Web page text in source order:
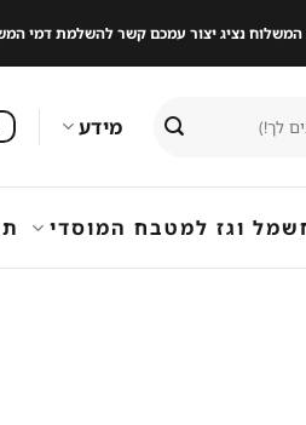
המשלוח נציג יצור עמכם קשר להשלמת דמי
מידע
וגז למטבח המוסדי